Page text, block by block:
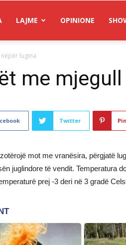
LAJME OPINIONE
lugina
me
Twitter
mot me vranësira, përgjatë
juglindore të vendit. Temperatura
prej -3 deri në 3 gradë